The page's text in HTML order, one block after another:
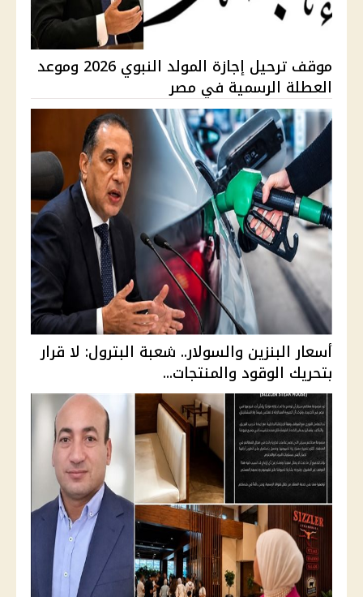
موقف ترحيل إجازة المولد النبوي 2026 وموعد
العطلة الرسمية في مصر
أسعار البنزين والسولار.. شعبة البترول: لا قرار
بتحريك الوقود والمنتجات...